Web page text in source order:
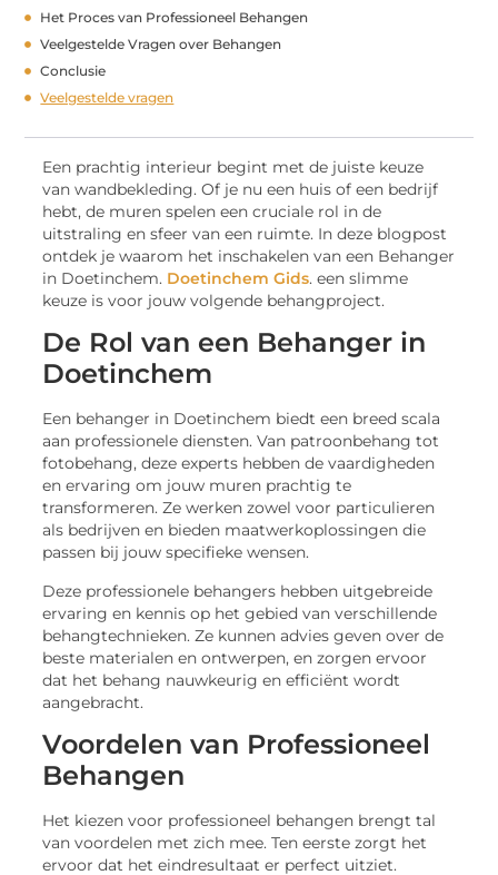
Het Proces van Professioneel Behangen
Veelgestelde Vragen over Behangen
Conclusie
Veelgestelde vragen
Een prachtig interieur begint met de juiste keuze
van wandbekleding. Of je nu een huis of een bedrijf
hebt, de muren spelen een cruciale rol in de
uitstraling en sfeer van een ruimte. In deze blogpost
ontdek je waarom het inschakelen van een Behanger
in Doetinchem. Doetinchem Gids. een slimme
keuze is voor jouw volgende behangproject.
De Rol van een Behanger in
Doetinchem
Een behanger in Doetinchem biedt een breed scala
aan professionele diensten. Van patroonbehang tot
fotobehang, deze experts hebben de vaardigheden
en ervaring om jouw muren prachtig te
transformeren. Ze werken zowel voor particulieren
als bedrijven en bieden maatwerkoplossingen die
passen bij jouw specifieke wensen.
Deze professionele behangers hebben uitgebreide
ervaring en kennis op het gebied van verschillende
behangtechnieken. Ze kunnen advies geven over de
beste materialen en ontwerpen, en zorgen ervoor
dat het behang nauwkeurig en efficiënt wordt
aangebracht.
Voordelen van Professioneel
Behangen
Het kiezen voor professioneel behangen brengt tal
van voordelen met zich mee. Ten eerste zorgt het
ervoor dat het eindresultaat er perfect uitziet.